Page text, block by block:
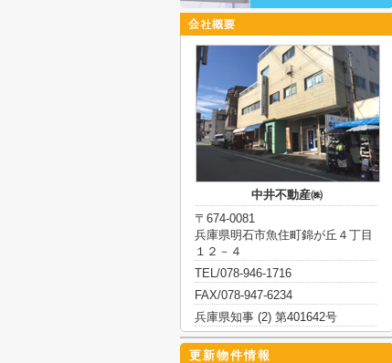
中井不動産㈱
〒674-0081
兵庫県明石市魚住町錦が丘４丁目
１２－４
TEL/078-946-1716
FAX/078-947-6234
兵庫県知事 (2) 第401642号
更新物件情報